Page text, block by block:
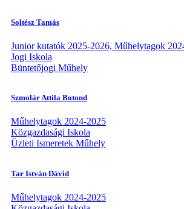
Soltész Tamás
Junior kutatók 2025-2026, Műhelytagok
Jogi Iskola
Büntetőjogi Műhely
Szmolár Attila Botond
Műhelytagok 2024-2025
Közgazdasági Iskola
Üzleti Ismeretek Műhely
Tar István Dávid
Műhelytagok 2024-2025